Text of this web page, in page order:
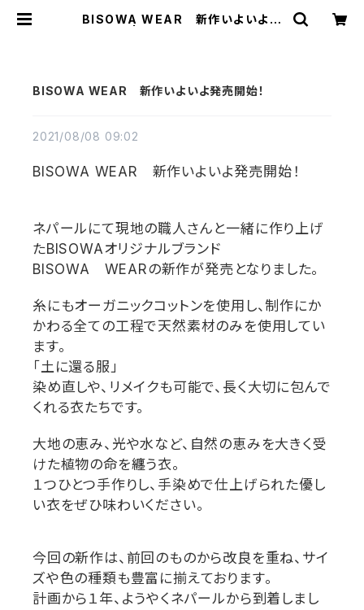
BISOWA WEAR 新作いよいよ発
BISOWA WEAR 新作いよいよ発売開始！
2021/08/08 09:02
BISOWA WEAR 新作いよいよ発売開始！
ネパールにて現地の職人さんと一緒に作り上げ
たBISOWAオリジナルブランド
BISOWA
WEARの新作が発売となりました。
糸にもオーガニックコットンを使用し、制作にか
かわる全ての工程で天然素材のみを使用してい
ます。
「土に還る服」
染め直しや、リメイクも可能で、長く大切に包んで
くれる衣たちです。
大地の恵み、光や水など、自然の恵みを大きく受
けた植物の命を纏う衣。
１つひとつ手作りし、手染めで仕上げられた優し
い衣をぜひ味わいください。
今回の新作は、前回のものから改良を重ね、サイ
ズや色の種類も豊富に揃えております。
計画から１年、ようやくネパールから到着しまし